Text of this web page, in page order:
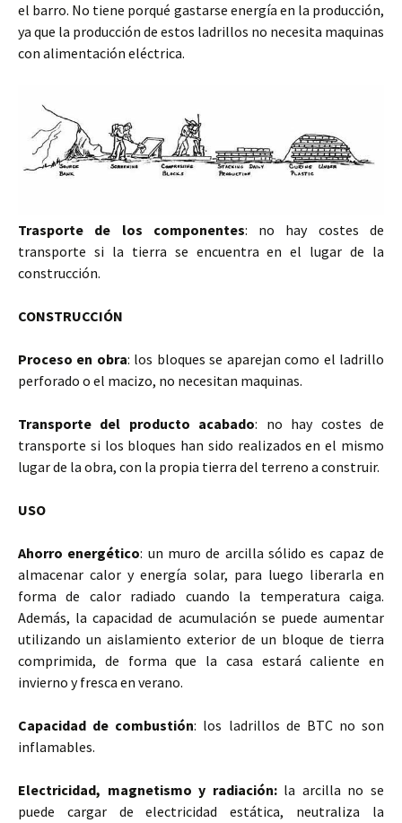
el barro. No tiene porqué gastarse energía en la producción,
ya que la producción de estos ladrillos no necesita maquinas
con alimentación eléctrica.
Trasporte de los componentes: no hay costes de
transporte si la tierra se encuentra en el lugar de la
construcción.
CONSTRUCCIÓN
Proceso en obra: los bloques se aparejan como el ladrillo
perforado o el macizo, no necesitan maquinas.
Transporte del producto acabado: no hay costes de
transporte si los bloques han sido realizados en el mismo
lugar de la obra, con la propia tierra del terreno a construir.
USO
Ahorro energético: un muro de arcilla sólido es capaz de
almacenar calor y energía solar, para luego liberarla en
forma de calor radiado cuando la temperatura caiga.
Además, la capacidad de acumulación se puede aumentar
utilizando un aislamiento exterior de un bloque de tierra
comprimida, de forma que la casa estará caliente en
invierno y fresca en verano.
Capacidad de combustión: los ladrillos de BTC no son
inflamables.
Electricidad, magnetismo y radiación: la arcilla no se
puede cargar de electricidad estática, neutraliza la